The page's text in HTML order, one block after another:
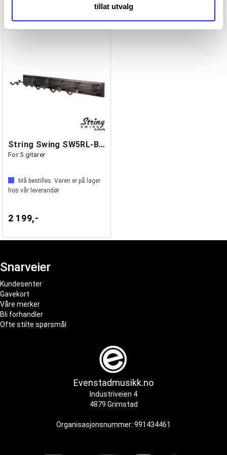
med annen informasjon du har gjort tilgjengelig for dem,
tillat utvalg
969,-
String Swing SW5RL-B-K Veggstativ
For 5 gitarer
Må bestilles. Varen er på lager
hos vår leverandør
2 199,-
Snarveier
Kundesenter
Gavekort
Våre merker
Bli forhandler
Ofte stilte spørsmål
Evenstadmusikk.no
Industriveien 4
4879 Grimstad
Organisasjonsnummer: 991434461